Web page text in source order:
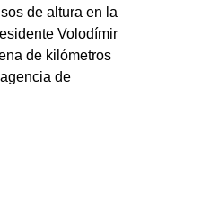
de altura en la
Volodímir
de kilómetros
de